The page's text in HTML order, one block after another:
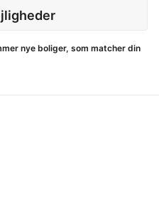
nye boliger, som matcher din